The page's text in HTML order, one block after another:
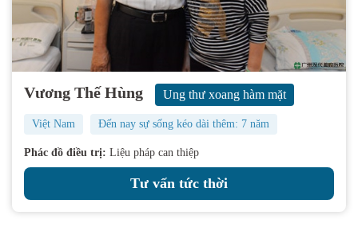
Vương Thế Hùng Ung thư xoang hàm mặt
Việt Nam Đến nay sự sống kéo dài thêm: 7 năm
Phác đồ điều trị: Liệu pháp can thiệp
Tư vấn tức thời